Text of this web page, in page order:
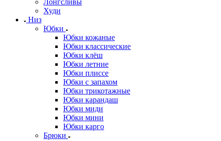
Худи
Низ
Юбки
Юбки кожаные
Юбки классические
Юбки клёш
Юбки летние
Юбки плиссе
Юбки с запахом
Юбки трикотажные
Юбки карандаш
Юбки миди
Юбки мини
Юбки карго
Брюки